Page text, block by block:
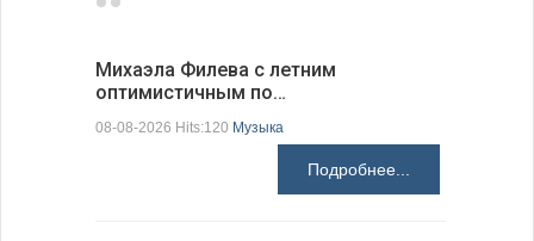
Михаэла Филева с летним
оптимистичным по…
08-08-2026 Hits:120 Музыка
Подробнее...